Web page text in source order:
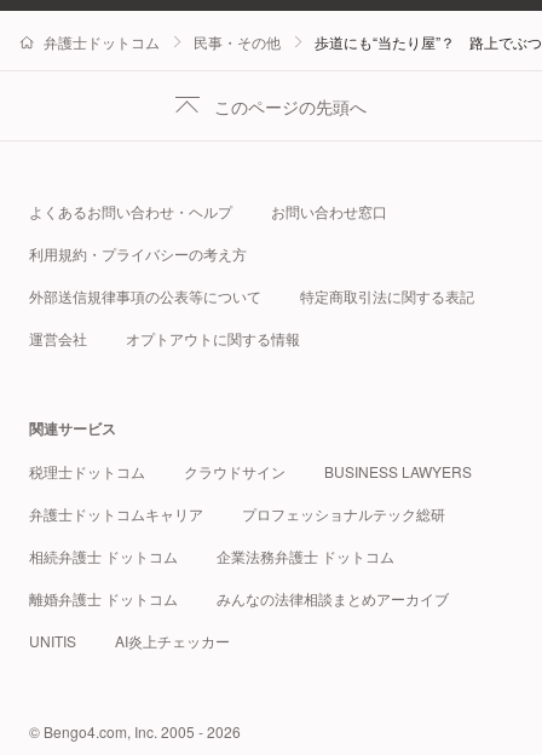
弁護士ドットコム 民事・その他 歩道にも“当たり屋”？ 路上でぶ
このページの先頭へ
よくあるお問い合わせ・ヘルプ お問い合わせ窓口
利用規約・プライバシーの考え方
外部送信規律事項の公表等について 特定商取引法に関する表記
運営会社 オプトアウトに関する情報
関連サービス
税理士ドットコム クラウドサイン BUSINESS LAWYERS
弁護士ドットコムキャリア プロフェッショナルテック総研
相続弁護士 ドットコム 企業法務弁護士 ドットコム
離婚弁護士 ドットコム みんなの法律相談まとめアーカイブ
UNITIS AI炎上チェッカー
© Bengo4.com, Inc. 2005 - 2026